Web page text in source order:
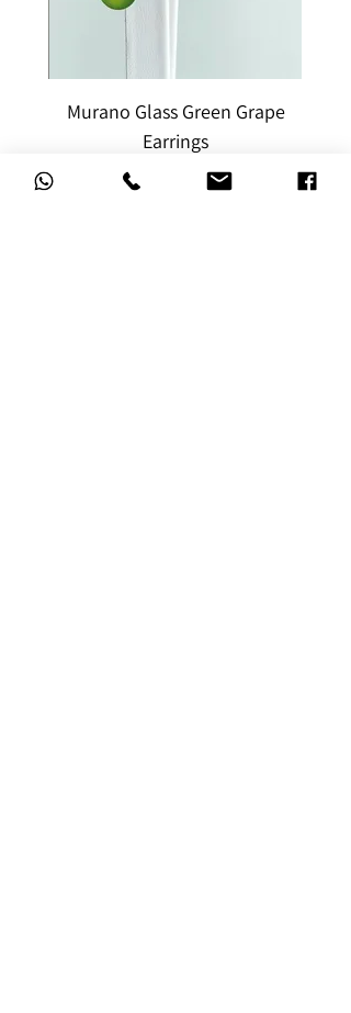
Murano Glass Green Grape
Earrings
מחיר